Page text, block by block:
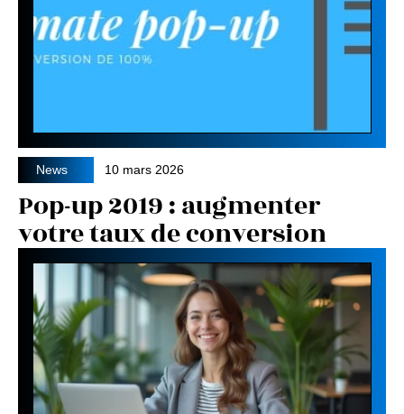
News 10 mars 2026
Pop-up 2019 : augmenter
votre taux de conversion